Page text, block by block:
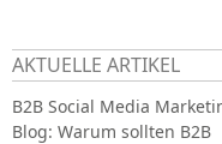
AKTUELLE ARTIKEL
B2B Social Media
Blog: Warum sollten B2B